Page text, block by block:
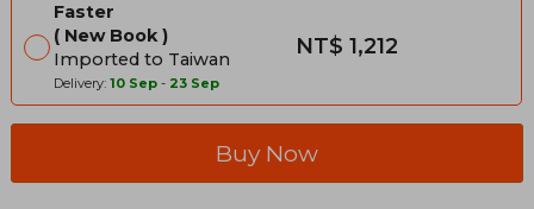
Faster
New Book
Imported to Taiwan
Delivery: 10 Sep - 23 Sep
NT$ 1,212
Buy Now